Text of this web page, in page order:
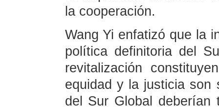
la cooperación.
Wang Yi enfatizó que la
política definitoria del
revitalización
equidad y la justicia son
del Sur Global deberían